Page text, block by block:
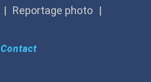
Reportage photo
Contact